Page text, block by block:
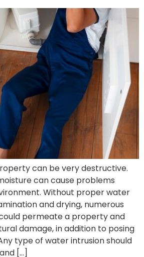
can be very destructive.
can cause problems
Without proper water
and drying, numerous
permeate a property and
damage, in addition to posing
type of water intrusion should
[…]